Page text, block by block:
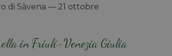
di Sàvena — 21 ottobre
in Friuli-Venezia Giulia